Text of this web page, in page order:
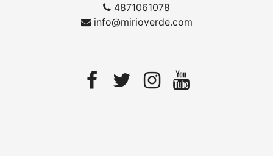
4871061078
info@mirioverde.com